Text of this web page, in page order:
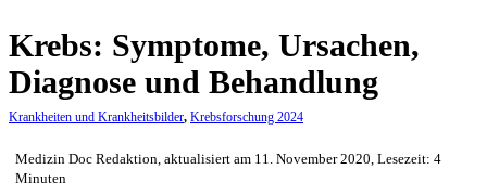
Krebs: Symptome, Ursachen,
Diagnose und Behandlung
Krankheiten und Krankheitsbilder, Krebsforschung 2024
Medizin Doc Redaktion, aktualisiert am 11. November 2020, Lesezeit: 4
Minuten